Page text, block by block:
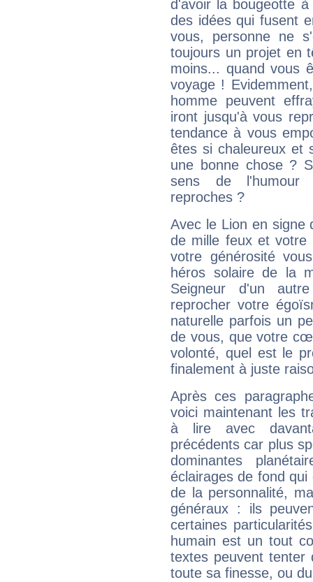
d'avoir la bougeotte
des idées qui fusent
vous, personne ne
toujours un projet en
moins... quand vous
voyage !
homme peuvent
iront jusqu'à vous
tendance à vous
êtes si chaleureux et
une bonne chose ?
sens de l'humour
reproches ?
Avec le Lion en signe
de mille feux et votre
votre générosité
héros solaire de la
Seigneur d'un
reprocher votre
naturelle parfois un
de vous, que votre
volonté, quel est le
finalement à juste
Après ces
voici maintenant les
à lire avec
précédents car plus
dominantes
éclairages de fond
de la personnalité,
généraux : ils
certaines
humain est un tout
textes peuvent tenter
toute sa finesse, ou